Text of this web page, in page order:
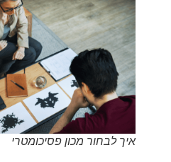
איך לבחור מכון פסיכומטרי